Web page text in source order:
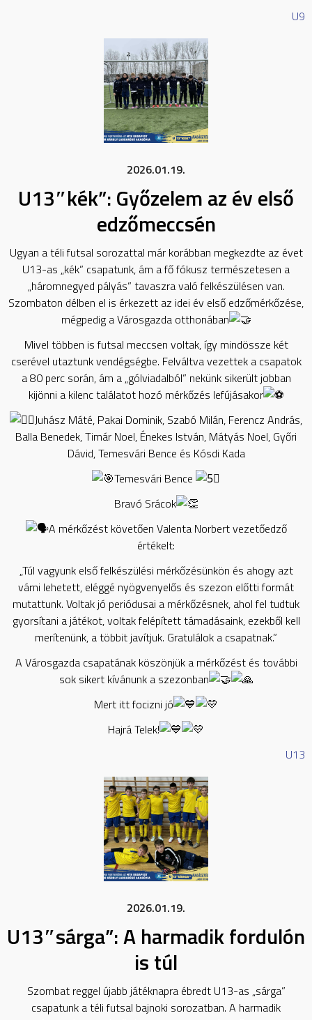
U9
2026.01.19.
U13″kék”: Győzelem az év első
edzőmeccsén
Ugyan a téli futsal sorozattal már korábban megkezdte az évet
U13-as „kék” csapatunk, ám a fő fókusz természetesen a
„háromnegyed pályás” tavaszra való felkészülésen van.
Szombaton délben el is érkezett az idei év első edzőmérkőzése,
mégpedig a Városgazda otthonában
Mivel többen is futsal meccsen voltak, így mindössze két
cserével utaztunk vendégségbe. Felváltva vezettek a csapatok
a 80 perc során, ám a „gólviadalból” nekünk sikerült jobban
kijönni a kilenc találatot hozó mérkőzés lefújásakor
Juhász Máté, Pakai Dominik, Szabó Milán, Ferencz András,
Balla Benedek, Timár Noel, Énekes István, Mátyás Noel, Győri
Dávid, Temesvári Bence és Kósdi Kada
Temesvári Bence
Bravó Srácok
A mérkőzést követően Valenta Norbert vezetőedző
értékelt:
„Túl vagyunk első felkészülési mérkőzésünkön és ahogy azt
várni lehetett, eléggé nyögvenyelős és szezon előtti formát
mutattunk. Voltak jó periódusai a mérkőzésnek, ahol fel tudtuk
gyorsítani a játékot, voltak felépített támadásaink, ezekből kell
merítenünk, a többit javítjuk. Gratulálok a csapatnak.”
A Városgazda csapatának köszönjük a mérkőzést és további
sok sikert kívánunk a szezonban
Mert itt focizni jó
Hajrá Telek!
U13
2026.01.19.
U13″sárga”: A harmadik fordulón
is túl
Szombat reggel újabb játéknapra ébredt U13-as „sárga”
csapatunk a téli futsal bajnoki sorozatban. A harmadik